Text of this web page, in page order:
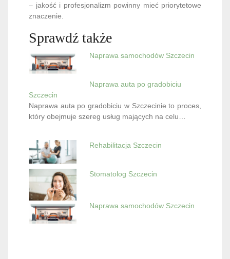
– jakość i profesjonalizm powinny mieć priorytetowe
znaczenie.
Sprawdź także
Naprawa samochodów Szczecin
Naprawa auta po gradobiciu
Szczecin
Naprawa auta po gradobiciu w Szczecinie to proces,
który obejmuje szereg usług mających na celu…
Rehabilitacja Szczecin
Stomatolog Szczecin
Naprawa samochodów Szczecin